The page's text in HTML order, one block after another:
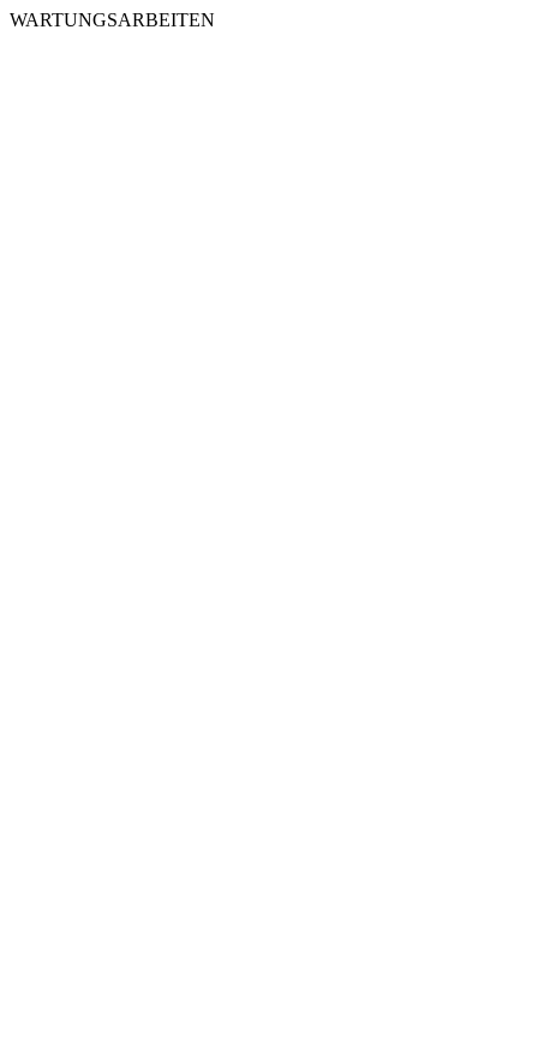
WARTUNGSARBEITEN